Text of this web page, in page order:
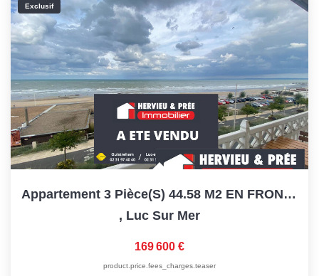
Exclusif
Appartement 3 Pièce(s) 44.58 M2 EN FRONT DE MER À Luc Sur...
, Luc Sur Mer
169 600 €
product.price.fees_charges.teaser